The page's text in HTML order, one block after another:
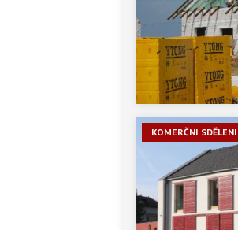
KOMERČNÍ SDĚLENÍ